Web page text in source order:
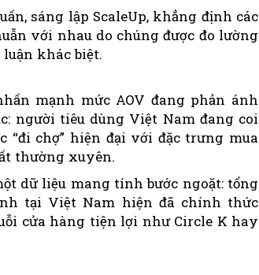
sáng lập ScaleUp, khẳng định các
với nhau do chúng được đo lường
khác biệt.
mạnh mức AOV đang phản ánh
người tiêu dùng Việt Nam đang coi
chợ” hiện đại với đặc trưng mua
thường xuyên.
dữ liệu mang tính bước ngoặt: tổng
tại Việt Nam hiện đã chính thức
cửa hàng tiện lợi như Circle K hay